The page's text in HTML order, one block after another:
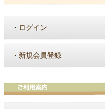
・ ログイン
・ 新規会員登録